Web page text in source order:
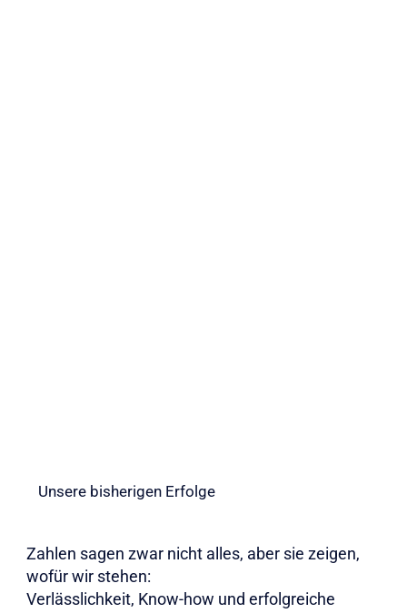
Unsere bisherigen Erfolge
Zahlen sagen zwar nicht alles, aber sie zeigen,
wofür wir stehen:
Verlässlichkeit, Know-how und erfolgreiche